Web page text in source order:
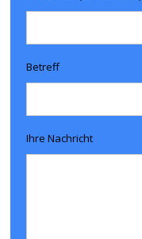
Betreff
Ihre Nachricht